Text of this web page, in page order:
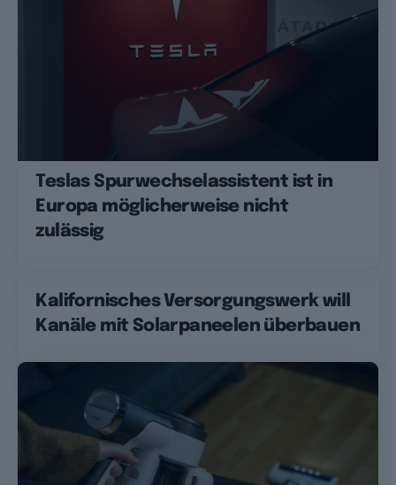
Teslas Spurwechselassistent ist in
Europa möglicherweise nicht
zulässig
Kalifornisches Versorgungswerk will
Kanäle mit Solarpaneelen überbauen